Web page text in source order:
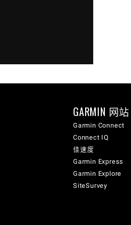
GARMIN 网站
Garmin Connect
Connect IQ
佳速度
Garmin Express
Garmin Explore
SiteSurvey